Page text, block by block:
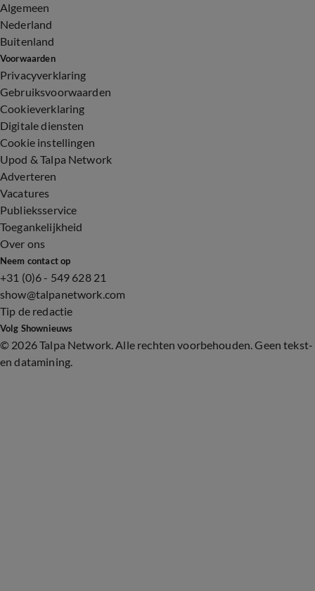
Algemeen
Nederland
Buitenland
Voorwaarden
Privacyverklaring
Gebruiksvoorwaarden
Cookieverklaring
Digitale diensten
Cookie instellingen
Upod & Talpa Network
Adverteren
Vacatures
Publieksservice
Toegankelijkheid
Over ons
Neem contact op
+31 (0)6 - 549 628 21
show@talpanetwork.com
Tip de redactie
Volg Shownieuws
© 2026 Talpa Network. Alle rechten voorbehouden. Geen tekst-
en datamining.